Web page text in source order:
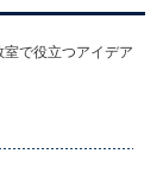
で役立つアイデア